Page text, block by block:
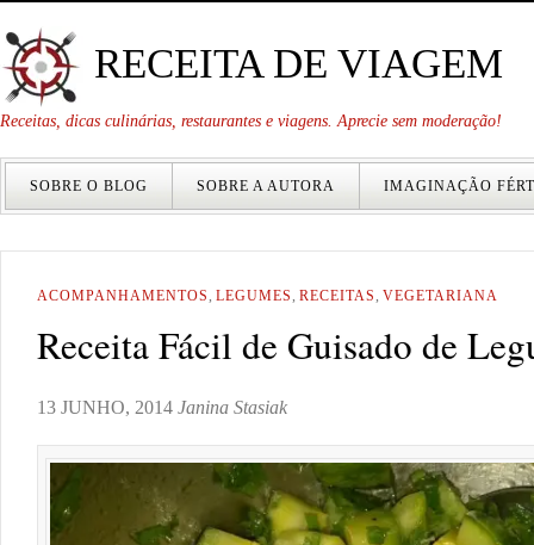
RECEITA DE VIAGEM
Receitas, dicas culinárias, restaurantes e viagens. Aprecie sem moderação!
SOBRE O BLOG SOBRE A AUTORA IMAGINAÇÃO
ACOMPANHAMENTOS, LEGUMES, RECEITAS, VEGETARIANA
Receita Fácil de Guisado de
13 JUNHO, 2014 Janina Stasiak